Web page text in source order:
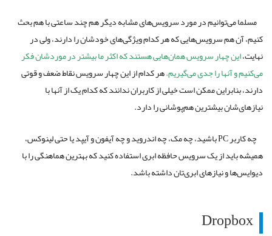
مسلما می‌توانیم در مورد سرویس‌های مشابه دیگر هم چند ساعتی با هم بحث
کنیم، آن هم سرویس‌هایی که هر کدام ویژگی‌های خودشان را دارند، ولی در
نهایت،این چهار سرویس همان‌هایی هستند که اکثر ما بیشتر در موردشان فکر
می‌کنیم و آنها را جدی می‌گیریم.هر کدام از این چهار سرویس نقاط ضعف و قوتی
دارند، بنابراین ممکن است خیلی از کاربران ندانند که کدام یک از آنها با
نیازهای‌شان بیشترین هم‌پوشانی را دارد.
چه کاربر PC باشید، چه مک، چه اندروید و چه آیفون و آیپد یا حتی لینوکس،
همیشه باید از یک سرویس حافظه ابری استفاده کنید که بهترین هماهنگی را با
دیوایس‌ها و نیازهای ابری‌تان داشته باشد.
Dropbox